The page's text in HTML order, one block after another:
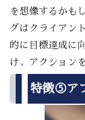
を想像するかも
グはクライアン
的に目標達成に
け、アクション
特徴⑤ア